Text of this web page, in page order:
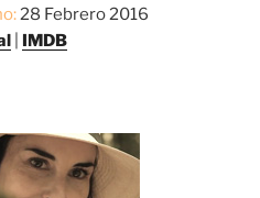
28 Febrero 2016
IMDB